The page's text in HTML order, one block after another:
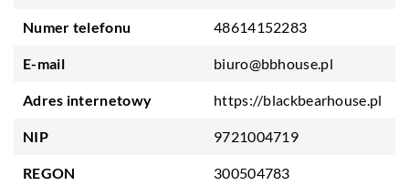
Numer telefonu 48614152283
E-mail biuro@bbhouse.pl
Adres internetowy https://blackbearhouse.pl
NIP 9721004719
REGON 300504783